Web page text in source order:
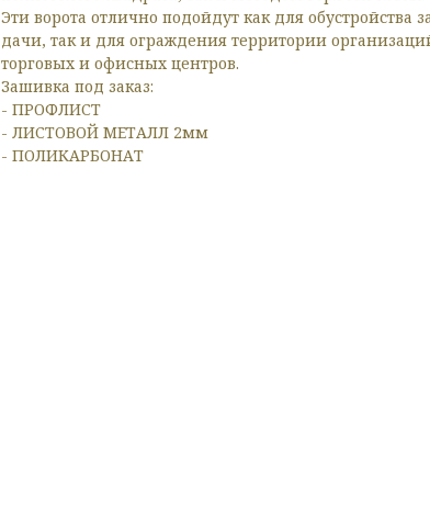
Эти ворота отлично подойдут как для обустройства
дачи, так и для ограждения территории
торговых и офисных центров.
Зашивка под заказ:
- ПРОФЛИСТ
- ЛИСТОВОЙ МЕТАЛЛ 2мм
- ПОЛИКАРБОНАТ